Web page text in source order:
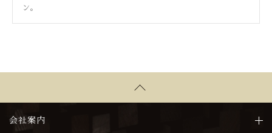
ン。
会社案内